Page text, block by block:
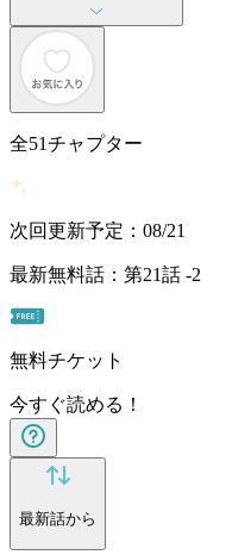
全51チャプター
次回更新予定：08/21
最新無料話：第21話 -2
無料チケット
今すぐ読める！
最新話から